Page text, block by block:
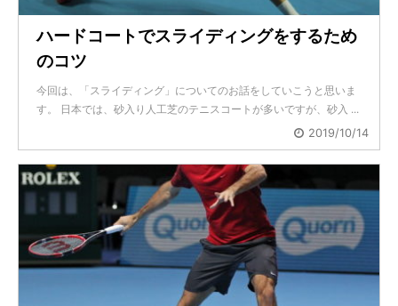
ハードコートでスライディングをするため
のコツ
今回は、「スライディング」についてのお話をしていこうと思いま
す。 日本では、砂入り人工芝のテニスコートが多いですが、砂入 ...
2019/10/14